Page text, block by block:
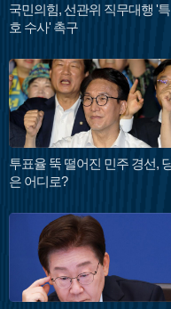
국민의힘, 선관위 직무대행 '
호 수사' 촉구
투표율 뚝 떨어진 민주 경선,
은 어디로?